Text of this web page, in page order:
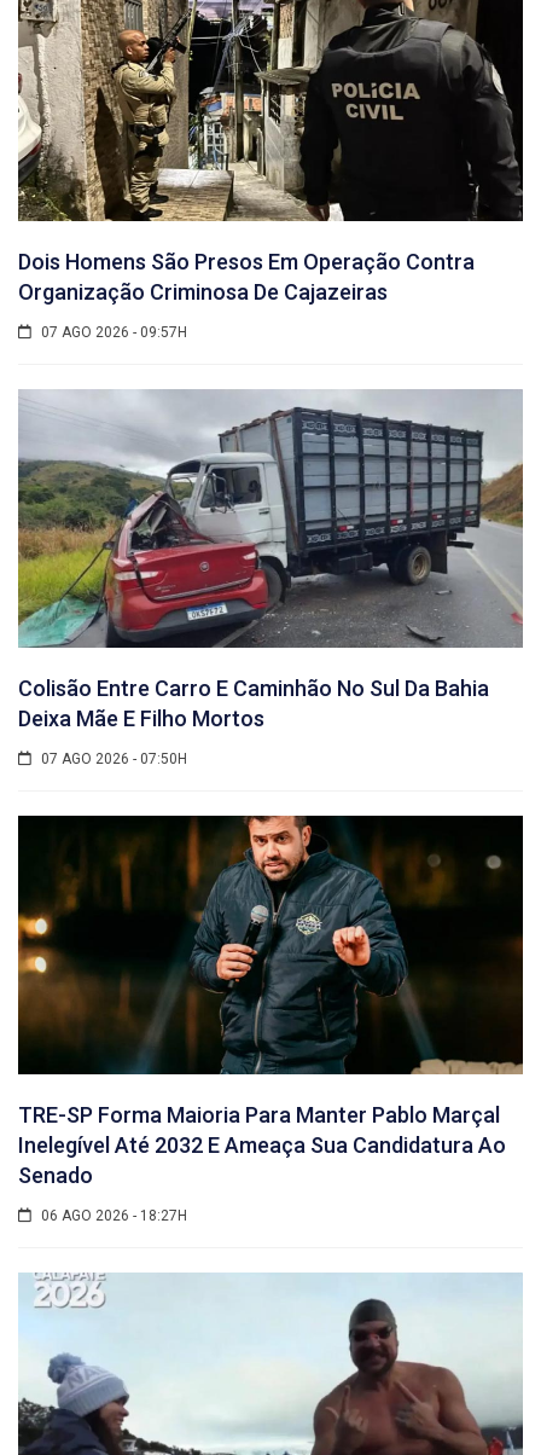
Dois Homens São Presos Em Operação Contra
Organização Criminosa De Cajazeiras
07 AGO 2026 - 09:57H
Colisão Entre Carro E Caminhão No Sul Da Bahia
Deixa Mãe E Filho Mortos
07 AGO 2026 - 07:50H
TRE-SP Forma Maioria Para Manter Pablo Marçal
Inelegível Até 2032 E Ameaça Sua Candidatura Ao
Senado
06 AGO 2026 - 18:27H